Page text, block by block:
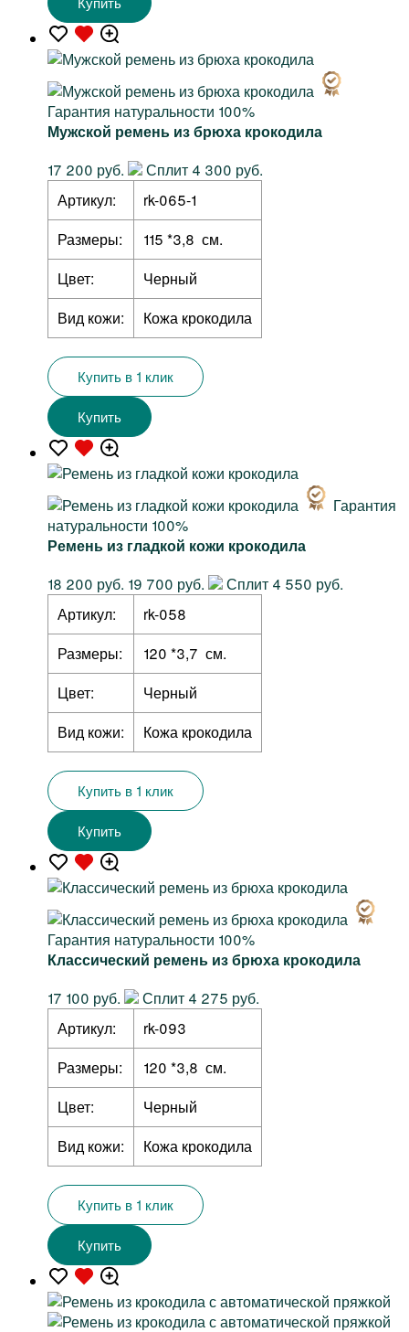
Гарантия натуральности 100%
Мужской ремень из брюха крокодила
17 200 руб.
Сплит 4 300 руб.
Артикул:
rk-065-1
Размеры:
115 *3,8 см.
Цвет:
Черный
Вид кожи:
Кожа крокодила
Купить в 1 клик
Купить
Гарантия
натуральности 100%
Ремень из гладкой кожи крокодила
18 200 руб. 19 700 руб.
Сплит 4 550 руб.
Артикул:
rk-058
Размеры:
120 *3,7 см.
Цвет:
Черный
Вид кожи:
Кожа крокодила
Купить в 1 клик
Купить
Гарантия натуральности 100%
Классический ремень из брюха крокодила
17 100 руб.
Сплит 4 275 руб.
Артикул:
rk-093
Размеры:
120 *3,8 см.
Цвет:
Черный
Вид кожи:
Кожа крокодила
Купить в 1 клик
Купить